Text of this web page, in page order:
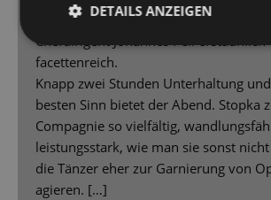
interpretiert das Orchester unter der
Chefdirigent Johannes Pell erstaunlich
facettenreich.
Knapp zwei Stunden Unterhaltung
besten Sinn bietet der Abend. Stopka
Compagnie so vielfältig,
leistungsstark, wie man sie sonst
die Tänzer eher zur Garnierung von
agieren. […]
DETAILS ANZEIGEN